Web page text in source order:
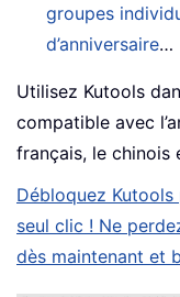
groupes
d’anniversaire…
Utilisez Kutools
compatible avec
français, le chinois
Débloquez
seul clic ! Ne
dès maintenant et